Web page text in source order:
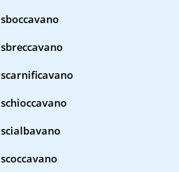
sboccavano
sbreccavano
scarnificavano
schioccavano
scialbavano
scoccavano